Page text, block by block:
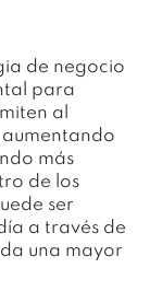
de negocio
para
al
más
de los
ser
a través de
una mayor